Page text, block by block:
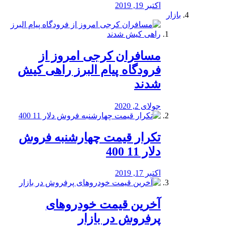
اکتبر 19, 2019
بازار
مسافران کرجی امروز از
فرودگاه پیام البرز راهی کیش
شدند
جولای 2, 2020
تکرار قیمت چهارشنبه فروش
دلار 11 400
اکتبر 17, 2019
آخرین قیمت خودرو‌های
پرفروش در بازار